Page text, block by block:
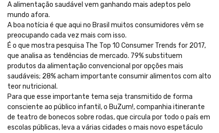
A alimentação saudável vem ganhando mais adeptos pelo
mundo afora.
A boa notícia é que aqui no Brasil muitos consumidores vêm se
preocupando cada vez mais com isso.
É o que mostra pesquisa The Top 10 Consumer Trends for 2017,
que analisa as tendências de mercado. 79% substituem
produtos da alimentação convencional por opções mais
saudáveis; 28% acham importante consumir alimentos com alto
teor nutricional.
Para que esse importante tema seja transmitido de forma
consciente ao público infantil, o BuZum!, companhia itinerante
de teatro de bonecos sobre rodas, que circula por todo o país em
escolas públicas, leva a várias cidades o mais novo espetáculo